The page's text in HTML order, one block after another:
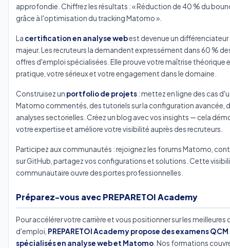
approfondie. Chiffrez les résultats : « Réduction de 40 % du
grâce à l'optimisation du tracking Matomo ».
La certification en analyse webest devenue un différenciateur
majeur. Les recruteurs la demandent expressément dans 60 %
offres d'emploi spécialisées. Elle prouve votre maîtrise théorique
pratique, votre sérieux et votre engagement dans le domaine.
Construisez un portfolio de projets: mettez en ligne des cas
Matomo commentés, des tutoriels sur la configuration avancée,
analyses sectorielles. Créez un blog avec vos insights — cela
votre expertise et améliore votre visibilité auprès des recruteurs.
Participez aux communautés : rejoignez les forums Matomo,
sur GitHub, partagez vos configurations et solutions. Cette
communautaire ouvre des portes professionnelles.
Préparez-vous avec PREPARETOI Academy
Pour accélérer votre carrière et vous positionner sur les meilleures
d'emploi, PREPARETOI Academy propose des examens QCM
spécialisés en analyse web et Matomo. Nos formations